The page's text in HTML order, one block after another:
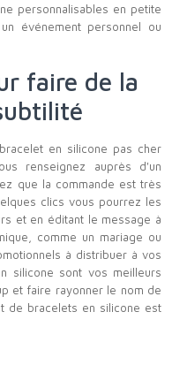
personnalisables en petite
événement personnel ou
faire de la
en silicone pas cher
renseignez auprès d'un
que la commande est très
clics vous pourrez les
et en éditant le message à
comme un mariage ou
à distribuer à vos
silicone sont vos meilleurs
et faire rayonner le nom de
de bracelets en silicone est